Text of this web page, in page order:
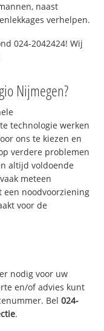
naast
verhelpen.
024-2042424! Wij
Nijmegen?
technologie werken
ons te kiezen en
verdere problemen
altijd voldoende
meteen
noodvoorziening
voor de
nodig voor uw
en/of advies kunt
Bel024-
.